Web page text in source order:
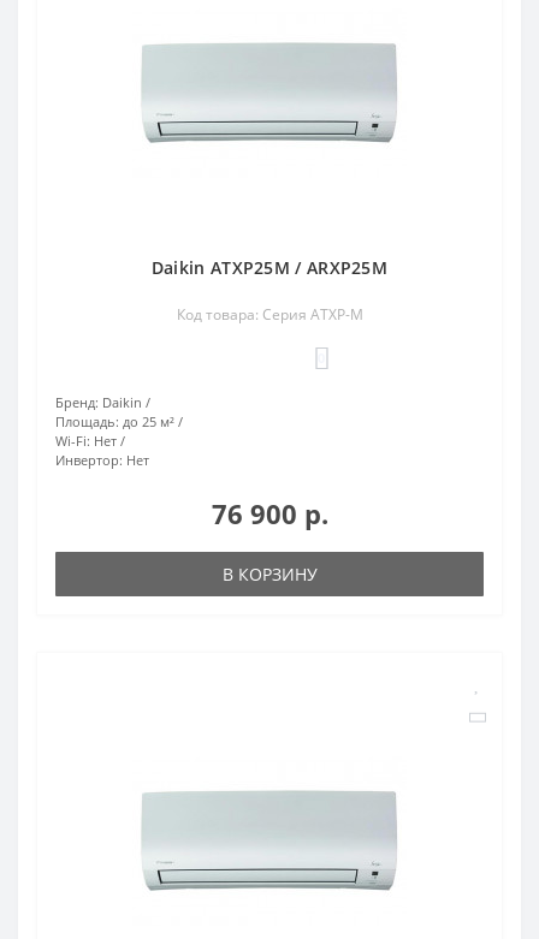
Daikin ATXP25M / ARXP25M
Код товара: Серия ATXP-M
Бренд: Daikin
Площадь: до 25 м²
Wi-Fi: Нет
Инвертор: Нет
76 900 р.
В КОРЗИНУ